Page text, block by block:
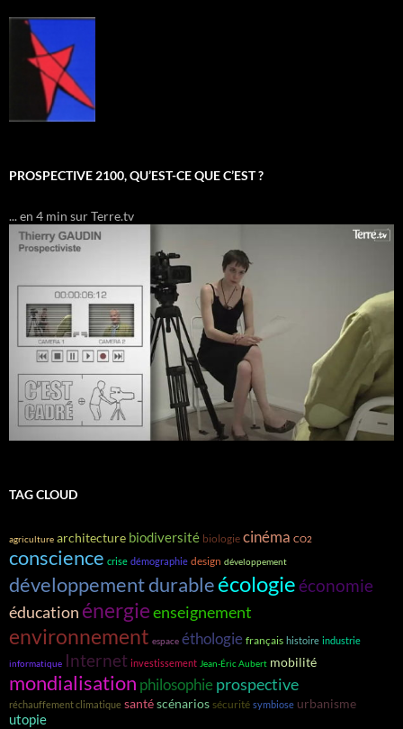
PROSPECTIVE 2100, QU’EST-CE QUE C’EST ?
... en 4 min sur Terre.tv
TAG CLOUD
agriculture architecture biodiversité biologie cinéma CO2
conscience crise démographie design développement
développement durableécologieéconomie
éducation énergieenseignement
environnement espace éthologie français histoire industrie
informatique Internet investissement Jean-Éric Aubert mobilité
mondialisation philosophie prospective
réchauffement climatique santéscénarios sécurité symbiose urbanisme
utopie